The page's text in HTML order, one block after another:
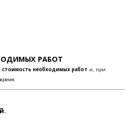
РАБОТ
стоимость необходимых работ и, при